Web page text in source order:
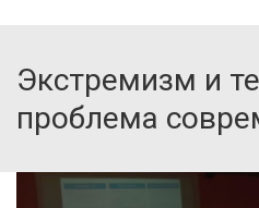
Экстремизм и
проблема